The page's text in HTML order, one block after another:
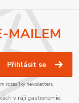
MAILEM
Přihlásit se
rozesílky newsletteru.
v ráji gastronomie.